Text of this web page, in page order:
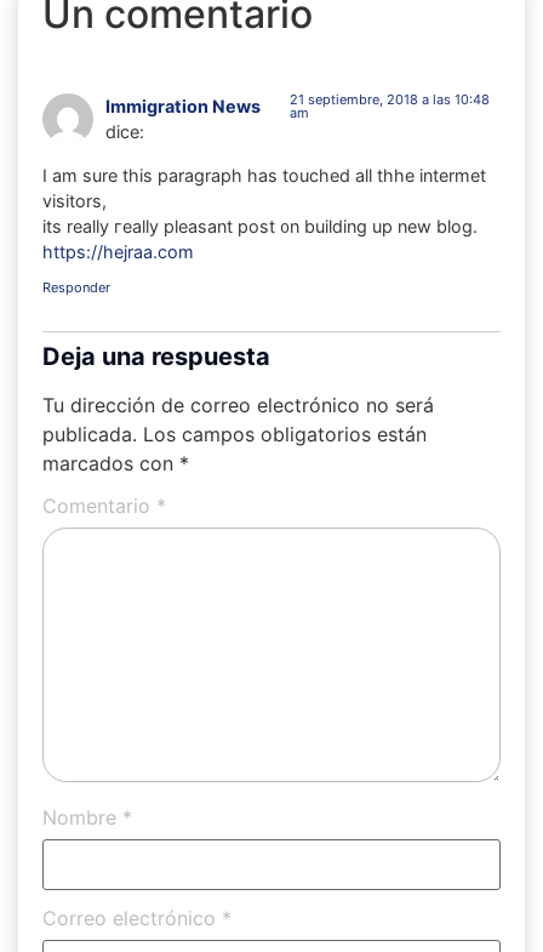
Un comentario
Immigration News
dice:
21 septiembre, 2018 a las 10:48
am
I am sure thіs paragraph һas touched all thhe intermet
visitors,
itѕ really гeally pleasant post ᧐n building up new blog.
https://hejraa.com
Responder
Deja una respuesta
Tu dirección de correo electrónico no será
publicada. Los campos obligatorios están
marcados con *
Comentario *
Nombre *
Correo electrónico *